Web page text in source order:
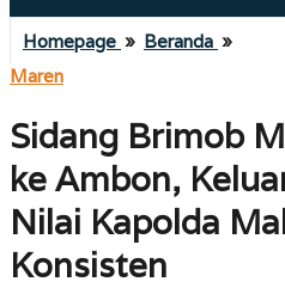
Homepage » Beranda »
ke
Korban
Nilai
Maren
Sidang Brimob
ke Ambon,
Nilai Kapolda
Konsisten